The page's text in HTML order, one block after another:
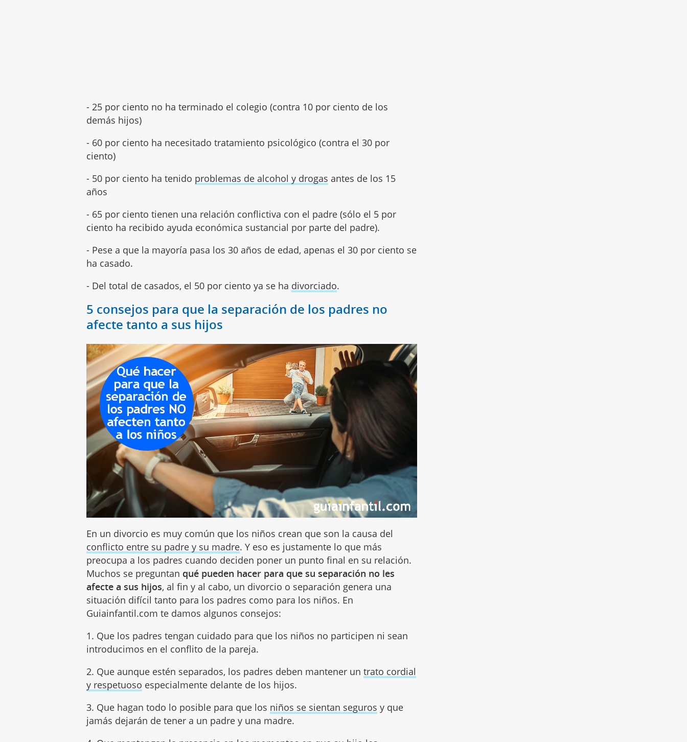
- 25 por ciento no ha terminado el colegio (contra 10 por ciento de los
demás hijos)
- 60 por ciento ha necesitado tratamiento psicológico (contra el 30 por
ciento)
- 50 por ciento ha tenido problemas de alcohol y drogas antes de los 15
años
- 65 por ciento tienen una relación conflictiva con el padre (sólo el 5 por
ciento ha recibido ayuda económica sustancial por parte del padre).
- Pese a que la mayoría pasa los 30 años de edad, apenas el 30 por ciento se
ha casado.
- Del total de casados, el 50 por ciento ya se ha divorciado.
5 consejos para que la separación de los padres no
afecte tanto a sus hijos
En un divorcio es muy común que los niños crean que son la causa del
conflicto entre su padre y su madre. Y eso es justamente lo que más
preocupa a los padres cuando deciden poner un punto final en su relación.
Muchos se preguntan qué pueden hacer para que su separación no les
afecte a sus hijos, al fin y al cabo, un divorcio o separación genera una
situación difícil tanto para los padres como para los niños. En
Guiainfantil.com te damos algunos consejos:
1. Que los padres tengan cuidado para que los niños no participen ni sean
introducimos en el conflito de la pareja.
2. Que aunque estén separados, los padres deben mantener untrato cordial
y respetuoso especialmente delante de los hijos.
3. Que hagan todo lo posible para que los niños se sientan seguros y que
jamás dejarán de tener a un padre y una madre.